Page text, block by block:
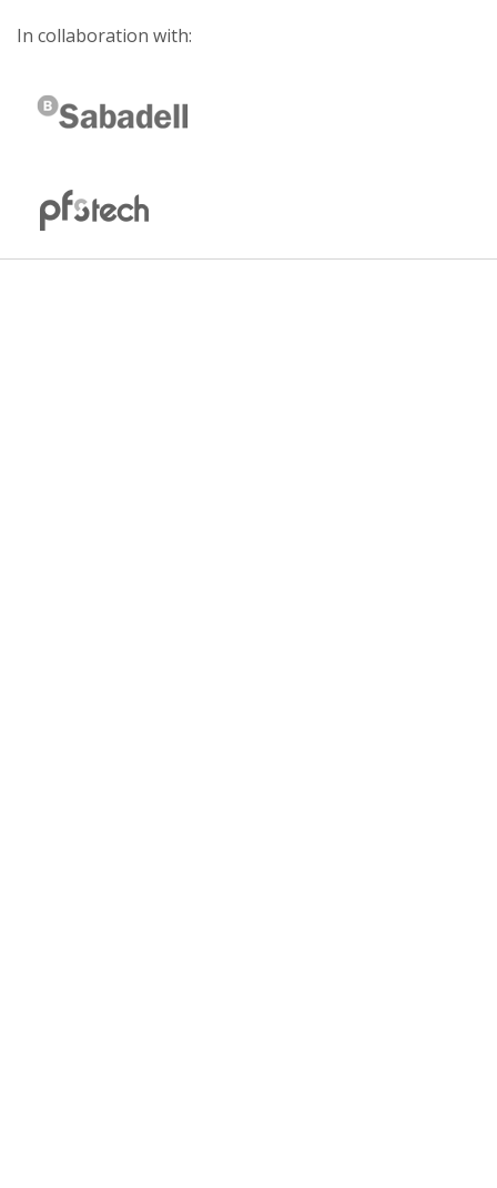
In collaboration with: